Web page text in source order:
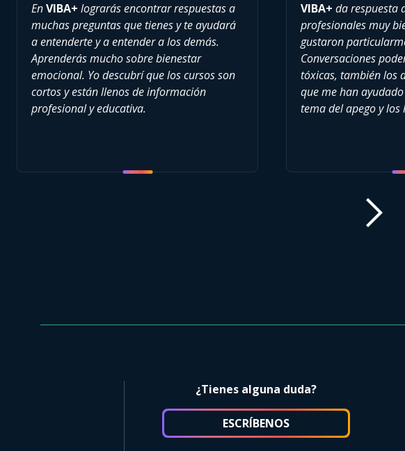
EnVIBA+ lograrás encontrar respuestas a
muchas preguntas que tienes y te ayudará
a entenderte y a entender a los demás.
Aprenderás mucho sobre bienestar
emocional. Yo descubrí que los cursos son
cortos y están llenos de información
profesional y educativa.
VIBA+ da respuesta
profesionales muy
gustaron
Conversaciones
tóxicas, también los
que me han
tema del apego y los
¿Tienes alguna duda?
ESCRÍBENOS